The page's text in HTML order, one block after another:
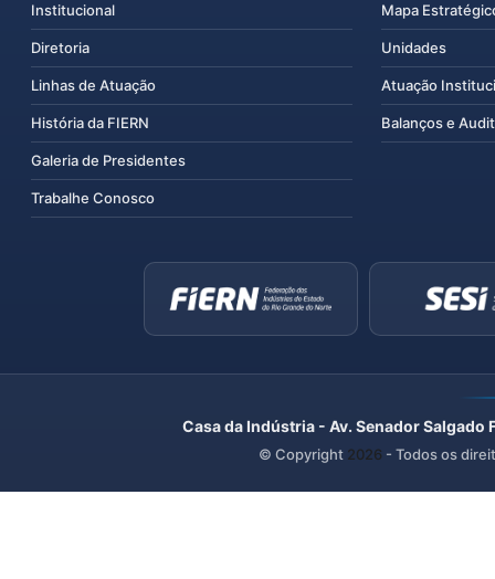
Institucional
Diretoria
Linhas de Atuação
História da FIERN
Galeria de Presidentes
Trabalhe Conosco
Mapa
Unidades
Atuação
Balanços e
Casa da Indústria - Av. Senador
© Copyright 2026 - Todos os